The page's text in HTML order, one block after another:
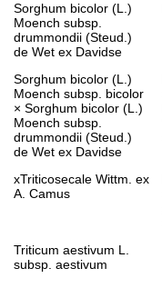
Sorghum bicolor (L.)
Moench subsp.
drummondii (Steud.)
de Wet ex Davidse
Sorghum bicolor (L.)
Moench subsp. bicolor
×Sorghum bicolor (L.)
Moench subsp.
drummondii (Steud.)
de Wet ex Davidse
xTriticosecale Wittm. ex
A. Camus
Triticum aestivum L.
subsp.aestivum